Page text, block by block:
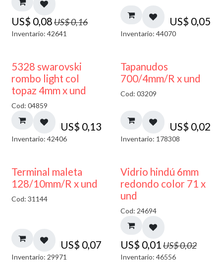
US$ 0,08US$0,16
Inventario: 42641
US$ 0,05
Inventario: 44070
5328 swarovski
rombo light col
topaz 4mm x und
Cod: 04859
US$ 0,13
Inventario: 42406
Tapanudos
700/4mm/R x und
Cod: 03209
US$ 0,02
Inventario: 178308
Terminal maleta
128/10mm/R x und
Cod: 31144
US$ 0,07
Inventario: 29971
40% DESCUENTO
Vidrio hindú 6mm
redondo color 71 x
und
Cod: 24694
US$ 0,01US$0,02
Inventario: 46556